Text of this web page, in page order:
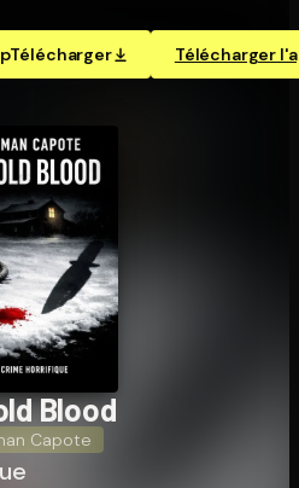
Télécharger Télécharger
Blood
Capote